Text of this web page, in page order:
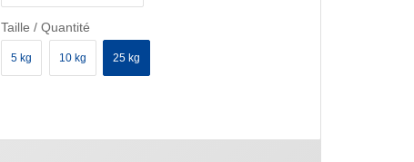
Taille / Quantité
5 kg 10 kg 25 kg